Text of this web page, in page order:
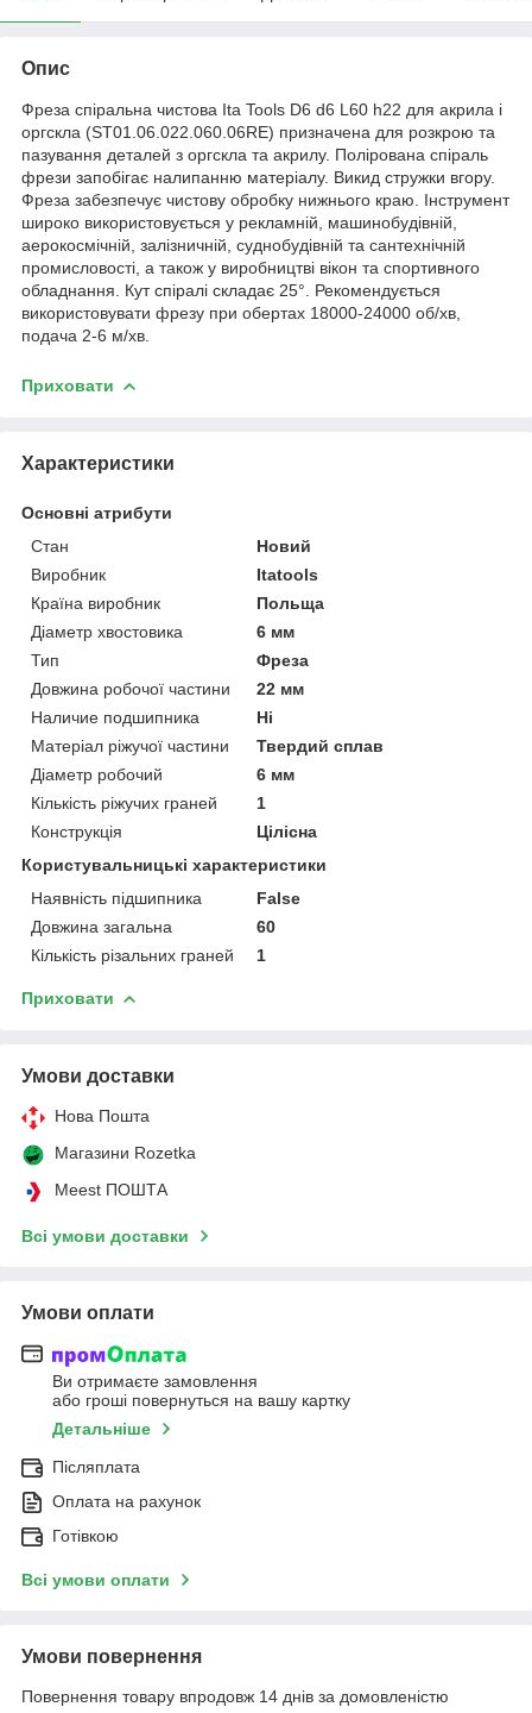
Опис
Фреза спіральна чистова Ita Tools D6 d6 L60 h22 для акрила і
оргскла (ST01.06.022.060.06RE) призначена для розкрою та
пазування деталей з оргскла та акрилу. Полірована спіраль
фрези запобігає налипанню матеріалу. Викид стружки вгору.
Фреза забезпечує чистову обробку нижнього краю. Інструмент
широко використовується у рекламній, машинобудівній,
аерокосмічній, залізничній, суднобудівній та сантехнічній
промисловості, а також у виробництві вікон та спортивного
обладнання. Кут спіралі складає 25°. Рекомендується
використовувати фрезу при обертах 18000-24000 об/хв,
подача 2-6 м/хв.
Приховати
Характеристики
Основні атрибути
Стан
Новий
Виробник
Itatools
Країна виробник
Польща
Діаметр хвостовика
6 мм
Тип
Фреза
Довжина робочої частини
22 мм
Наличие подшипника
Ні
Матеріал ріжучої частини
Твердий сплав
Діаметр робочий
6 мм
Кількість ріжучих граней
1
Конструкція
Цілісна
Користувальницькі характеристики
Наявність підшипника
False
Довжина загальна
60
Кількість різальних граней
1
Приховати
Умови доставки
Нова Пошта
Магазини Rozetka
Meest ПОШТА
Всі умови доставки
Умови оплати
Ви отримаєте замовлення
або гроші повернуться на вашу картку
Детальніше
Післяплата
Оплата на рахунок
Готівкою
Всі умови оплати
Умови повернення
Повернення товару впродовж 14 днів за домовленістю